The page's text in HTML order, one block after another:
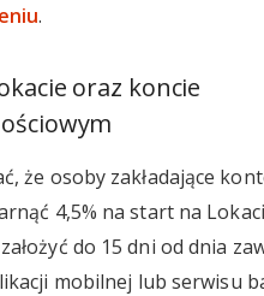
.
oraz koncie
że osoby zakładające
4,5% na start na
do 15 dni od dnia
mobilnej lub serwisu